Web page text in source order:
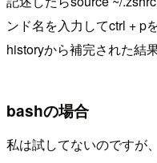
ンド名を入力してctrl + p
historyから補完された結
bashの場合
私は試してないのですが